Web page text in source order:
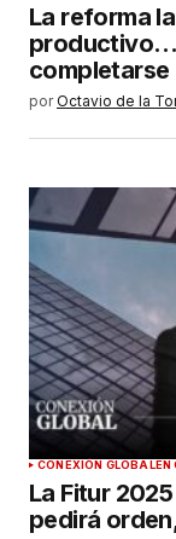
La reforma
productivo…
completarse
por Octavio de la
CONEXIÓN GLOBALEN
La Fitur
pedirá